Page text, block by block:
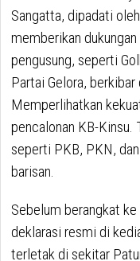
Sangatta, dipadati
memberikan
pengusung, seperti
Partai Gelora, berkibar
Memperlihatkan
pencalonan KB-Kinsu.
seperti PKB, PKN,
barisan.
Sebelum berangkat
deklarasi resmi di
terletak di sekitar